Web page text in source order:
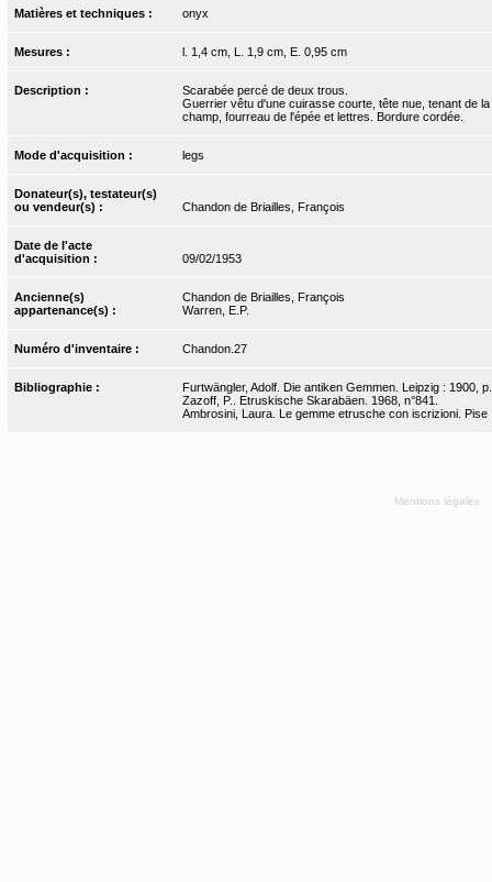
Matières et techniques : onyx
Mesures : l. 1,4 cm, L. 1,9 cm, E. 0,95 cm
Description :
Scarabée percé de deux trous.
Guerrier vêtu d'une cuirasse courte, tête nue, tenant de
champ, fourreau de l'épée et lettres. Bordure cordée.
Mode d'acquisition : legs
Donateur(s), testateur(s)
ou vendeur(s) :
Chandon de Briailles, François
Date de l'acte
d'acquisition :
09/02/1953
Ancienne(s)
appartenance(s) :
Chandon de Briailles, François
Warren, E.P.
Numéro d'inventaire : Chandon.27
Bibliographie :
Furtwängler, Adolf. Die antiken Gemmen. Leipzig : 1900,
Zazoff, P.. Etruskische Skarabäen. 1968, n°841.
Ambrosini, Laura. Le gemme etrusche con iscrizioni. Pise
Mentions légales